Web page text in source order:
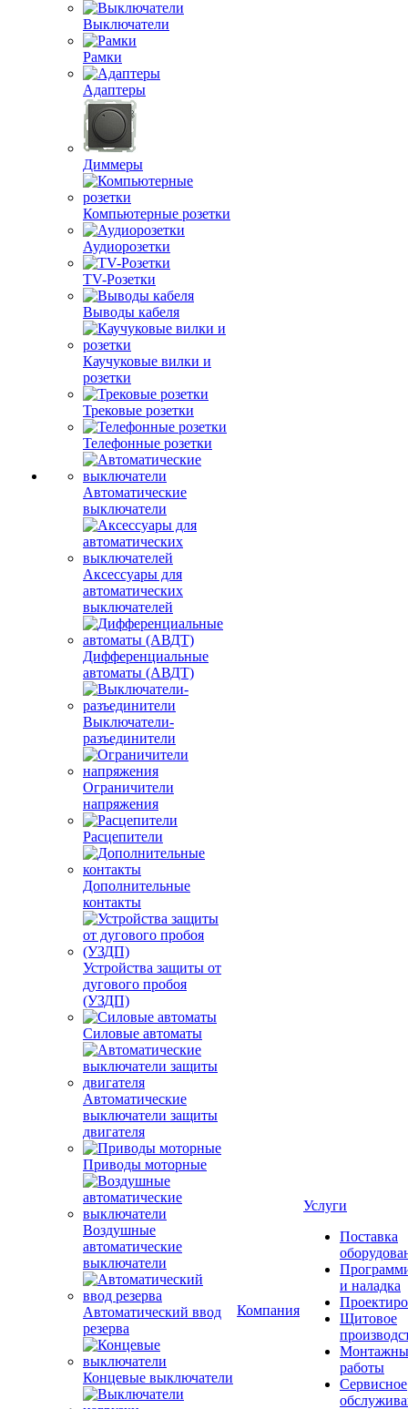
Выключатели
Рамки
Адаптеры
Диммеры
Компьютерные розетки
Аудиорозетки
TV-Розетки
Выводы кабеля
Каучуковые вилки и
розетки
Трековые розетки
Телефонные розетки
Автоматические
выключатели
Аксессуары для
автоматических
выключателей
Дифференциальные
автоматы (АВДТ)
Выключатели-
разъединители
Ограничители
напряжения
Расцепители
Дополнительные
контакты
Устройства защиты от
дугового пробоя
(УЗДП)
Силовые автоматы
Автоматические
выключатели защиты
двигателя
Приводы моторные
Воздушные
автоматические
выключатели
Автоматический ввод
резерва
Концевые выключатели
Компания
Услуги
Поставка
и наладка
Щитовое
работы
Сервисное